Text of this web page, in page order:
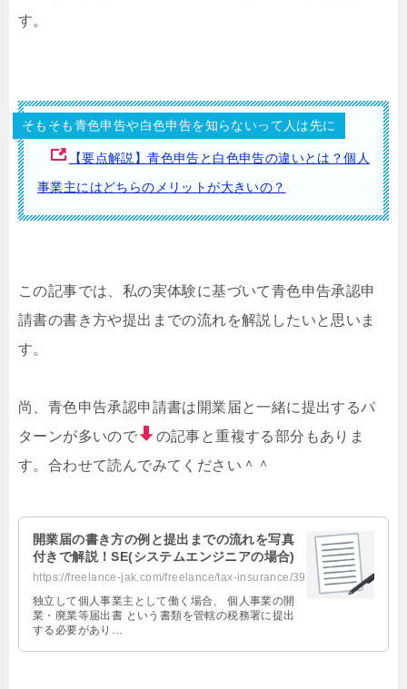
す。
そもそも青色申告や白色申告を知らないって人は先に
【要点解説】青色申告と白色申告の違いとは？個人
事業主にはどちらのメリットが大きいの？
この記事では、私の実体験に基づいて青色申告承認申
請書の書き方や提出までの流れを解説したいと思いま
す。
尚、青色申告承認申請書は開業届と一緒に提出するパ
ターンが多いので
の記事と重複する部分もありま
す。合わせて読んでみてください＾＾
開業届の書き方の例と提出までの流れを写真
付きで解説！SE(システムエンジニアの場合)
https://freelance-jak.com/freelance/tax-insurance/394/
独立して個人事業主として働く場合、 個人事業の開
業・廃業等届出書 という書類を管轄の税務署に提出
する必要があり…